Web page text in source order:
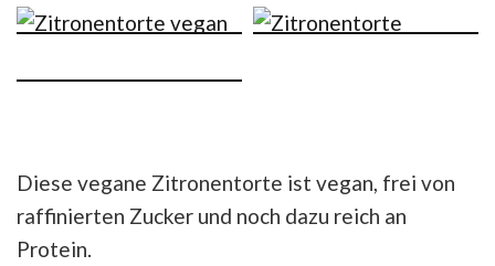
Diese vegane Zitronentorte ist vegan, frei von
raffinierten Zucker und noch dazu reich an
Protein.